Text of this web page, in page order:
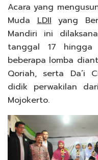
Acara yang
MudaLDIIyang
Mandiri ini
tanggal 17
beberapa lomba
Qoriah, serta Da’i
didik perwakilan
Mojokerto.